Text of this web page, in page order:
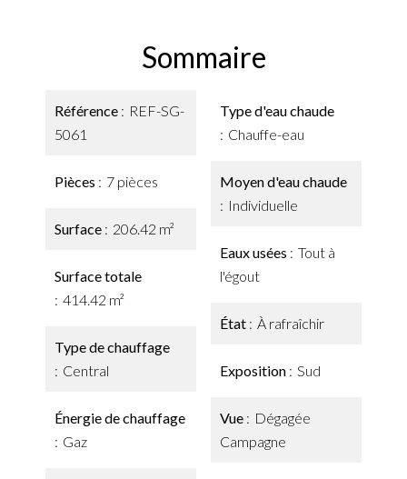
Sommaire
Référence
REF-SG-
5061
Pièces 7 pièces
Surface 206.42 m²
Surface totale
414.42 m²
Type de chauffage
Central
Énergie de chauffage
Gaz
Type d'eau chaude
Chauffe-eau
Moyen d'eau chaude
Individuelle
Eaux usées
Tout à
l'égout
État À rafraîchir
Exposition Sud
Vue
Dégagée
Campagne